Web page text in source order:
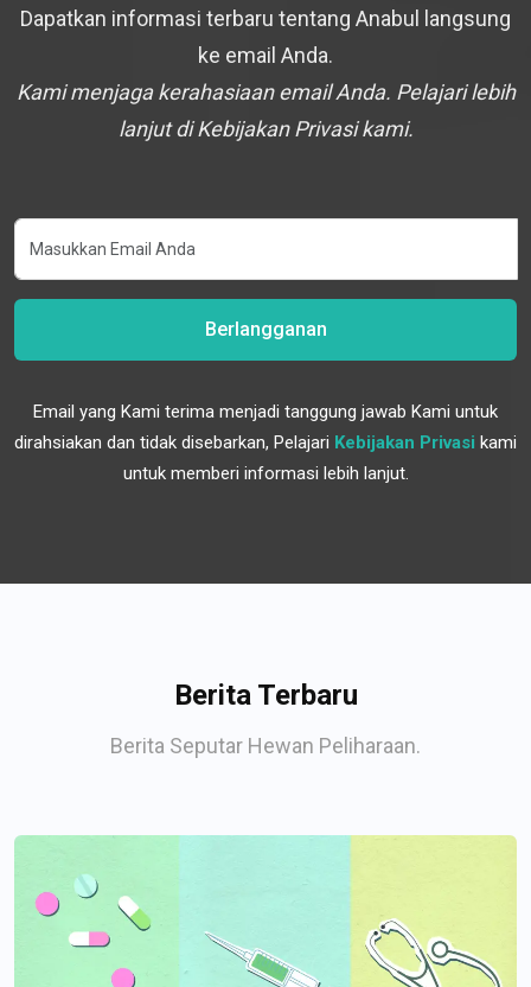
Dapatkan informasi terbaru tentang Anabul langsung
ke email Anda.
Kami menjaga kerahasiaan email Anda. Pelajari lebih
lanjut di Kebijakan Privasi kami.
Berlangganan
Email yang Kami terima menjadi tanggung jawab Kami untuk
dirahsiakan dan tidak disebarkan, Pelajari Kebijakan Privasi kami
untuk memberi informasi lebih lanjut.
Berita Terbaru
Berita Seputar Hewan Peliharaan.